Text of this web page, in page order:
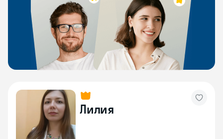
Лилия